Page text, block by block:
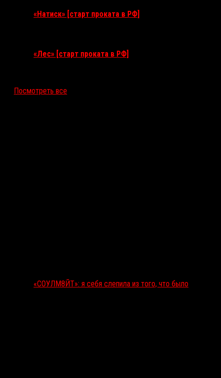
«Натиск» [старт проката в РФ]
«Лес» [старт проката в РФ]
Посмотреть все
«СОУЛМ8ЙТ»: я себя слепила из того, что было